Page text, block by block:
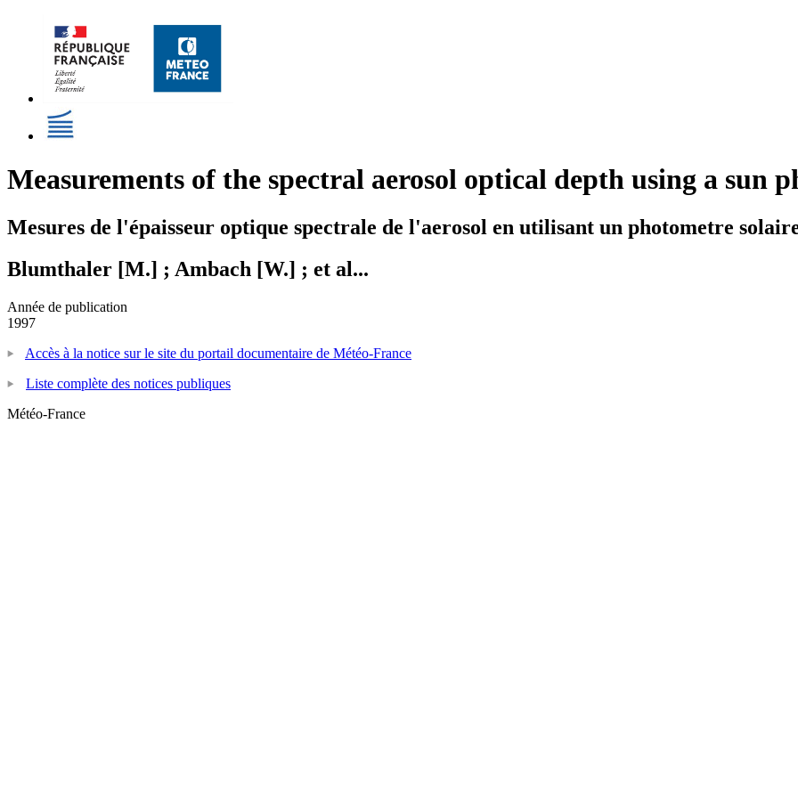
Measurements of the spectral aerosol optical depth using a sun
Mesures de l'épaisseur optique spectrale de l'aerosol en utilisant un photometre
Blumthaler [M.] ; Ambach [W.] ; et al...
Année de publication
1997
Accès à la notice sur le site du portail documentaire de Météo-France
Liste complète des notices publiques
Météo-France